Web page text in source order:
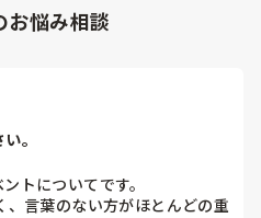
お悩み相談
。
トについてです。
言葉のない方がほとんどの重